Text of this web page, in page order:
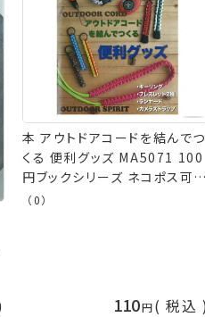
本 アウトドアコードを結んでつ
くる 便利グッズ MA5071 100
円ブックシリーズ ネコポス可
メルヘンアート 手芸の山久
（0）
110 税込